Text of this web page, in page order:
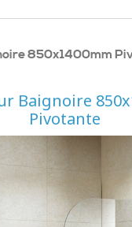
850x1400mm
Baignoire
Pivotante